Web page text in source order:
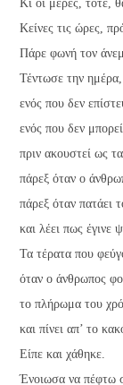
Κι οι μέρες, τότε,
Κείνες τις ώρες,
Πάρε φωνή τον
Τέντωσε την
ενός που δεν
ενός που δεν
πριν ακουστεί ως
πάρεξ όταν ο
πάρεξ όταν πατάει
και λέει πως έγινε
Τα τέρατα που
όταν ο άνθρωπος
το πλήρωμα του
και πίνει απ’ το
Είπε και χάθηκε.
Ένοιωσα να πέφτω